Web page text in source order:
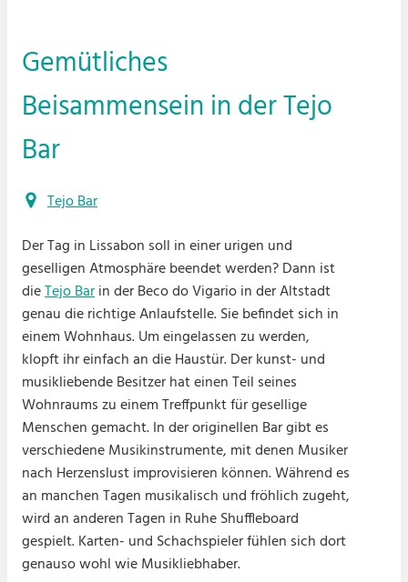
Gemütliches
Beisammensein in der Tejo
Bar
Tejo Bar
Der Tag in Lissabon soll in einer urigen und
geselligen Atmosphäre beendet werden? Dann ist
dieTejo Barin der Beco do Vigario in der Altstadt
genau die richtige Anlaufstelle. Sie befindet sich in
einem Wohnhaus. Um eingelassen zu werden,
klopft ihr einfach an die Haustür. Der kunst- und
musikliebende Besitzer hat einen Teil seines
Wohnraums zu einem Treffpunkt für gesellige
Menschen gemacht. In der originellen Bar gibt es
verschiedene Musikinstrumente, mit denen Musiker
nach Herzenslust improvisieren können. Während es
an manchen Tagen musikalisch und fröhlich zugeht,
wird an anderen Tagen in Ruhe Shuffleboard
gespielt. Karten- und Schachspieler fühlen sich dort
genauso wohl wie Musikliebhaber.